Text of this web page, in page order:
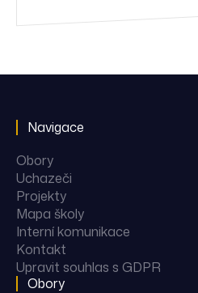
Navigace
Obory
Uchazeči
Projekty
Mapa školy
Interní komunikace
Kontakt
Upravit souhlas s GDPR
Obory